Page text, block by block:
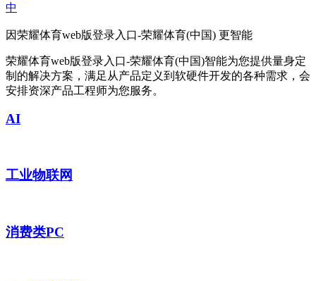
中
因荣耀体育web版登录入口-荣耀体育(中国) 更智能
荣耀体育web版登录入口-荣耀体育(中国)智能为您提供量身定
制的解决方案，满足从产品定义到软硬件开发的各种需求，会
安排资深产品工程师为您服务。
AI
工业物联网
消费类PC